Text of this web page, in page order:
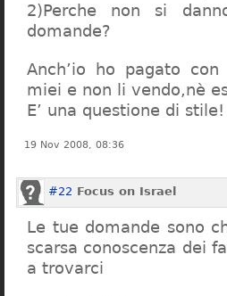
2)Perche non si
domande?
Anch’io ho pagato
miei e non li vendo,nè
E’ una questione di stile!
19 Nov 2008, 08:36
#22 Focus on Israel
Le tue domande sono
scarsa conoscenza dei
a trovarci